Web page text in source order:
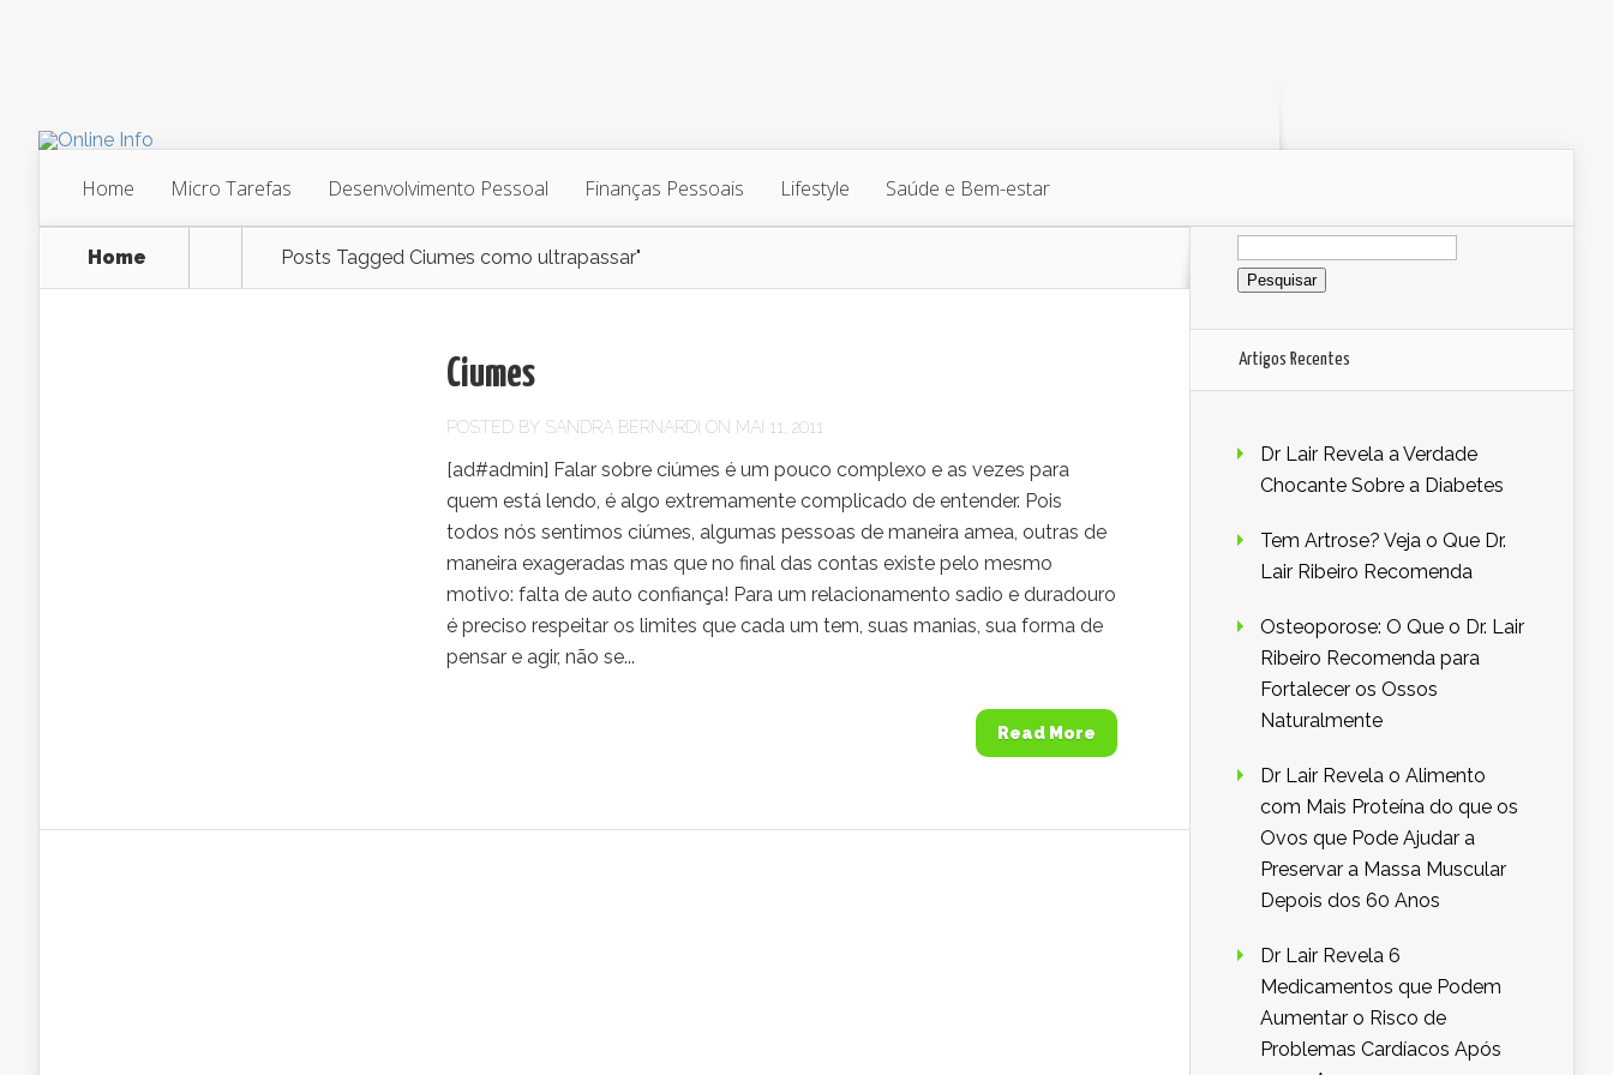
Home Micro Tarefas Desenvolvimento Pessoal Finanças Pessoais Lifestyle Saúde e Bem-estar
Home Posts Tagged Ciumes como ultrapassar"
Ciumes
POSTED BY SANDRA BERNARDI ON MAI 11, 2011
[ad#admin] Falar sobre ciúmes é um pouco complexo e as vezes para
quem está lendo, é algo extremamente complicado de entender. Pois
todos nós sentimos ciúmes, algumas pessoas de maneira amea, outras de
maneira exageradas mas que no final das contas existe pelo mesmo
motivo: falta de auto confiança! Para um relacionamento sadio e duradouro
é preciso respeitar os limites que cada um tem, suas manias, sua forma de
pensar e agir, não se...
Read More
Pesquisar
por:
Artigos Recentes
Dr Lair Revela a Verdade
Chocante Sobre a Diabetes
Tem Artrose? Veja o Que Dr.
Lair Ribeiro Recomenda
Osteoporose: O Que o Dr. Lair
Ribeiro Recomenda para
Fortalecer os Ossos
Naturalmente
Dr Lair Revela o Alimento
com Mais Proteína do que os
Ovos que Pode Ajudar a
Preservar a Massa Muscular
Depois dos 60 Anos
Dr Lair Revela 6
Medicamentos que Podem
Aumentar o Risco de
Problemas Cardíacos Após